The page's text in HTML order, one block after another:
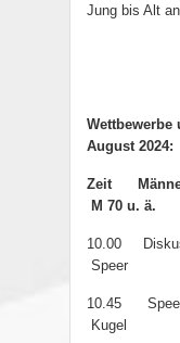
Jung bis Alt
Wettbewerbe
August 2024:
Zeit Männer
M 70 u. ä.
10.00
Speer
10.45
Kugel